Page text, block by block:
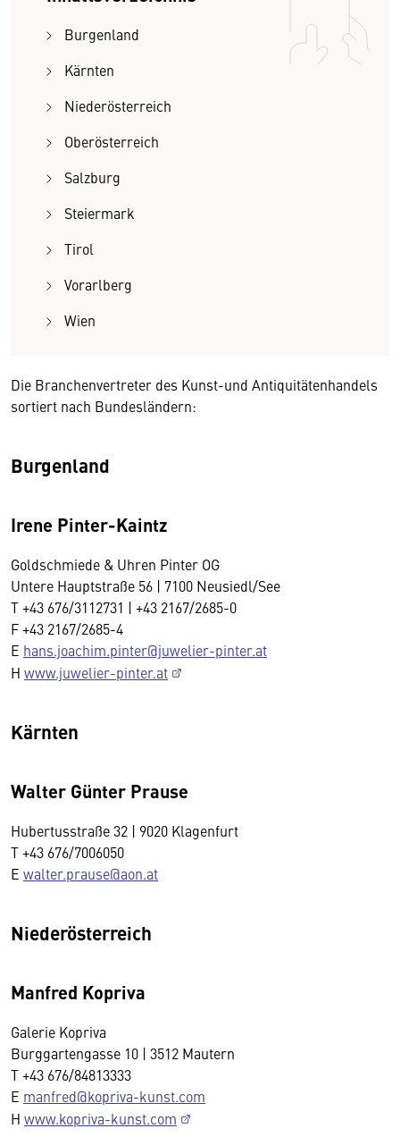
Burgenland
Kärnten
Niederösterreich
Oberösterreich
Salzburg
Steiermark
Tirol
Vorarlberg
Wien
Die Branchenvertreter des Kunst-und Antiquitätenhandels
sortiert nach Bundesländern:
Burgenland
Irene Pinter-Kaintz
Goldschmiede & Uhren Pinter OG
Untere Hauptstraße 56 | 7100 Neusiedl/See
T +43 676/3112731 | +43 2167/2685-0
F +43 2167/2685-4
E hans.joachim.pinter@juwelier-pinter.at
H www.juwelier-pinter.at
Kärnten
Walter Günter Prause
Hubertusstraße 32 | 9020 Klagenfurt
T +43 676/7006050
E walter.prause@aon.at
Niederösterreich
Manfred Kopriva
Galerie Kopriva
Burggartengasse 10 | 3512 Mautern
T +43 676/84813333
E manfred@kopriva-kunst.com
H www.kopriva-kunst.com